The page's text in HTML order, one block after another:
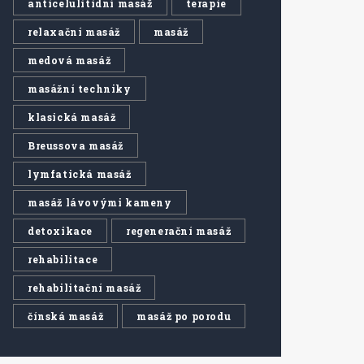
anticelulitidní masáž terapie
relaxační masáž masáž
medová masáž
masážní techniky
klasická masáž
Breussova masáž
lymfatická masáž
masáž lávovými kameny
detoxikace regenerační masáž
rehabilitace
rehabilitační masáž
čínská masáž masáž po porodu